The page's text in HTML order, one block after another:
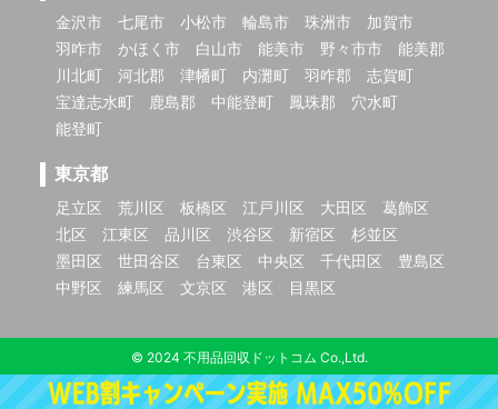
金沢市 七尾市 小松市 輪島市 珠洲市
加賀市
羽咋市
かほく市 白山市 能美市 野々市市
能美郡
川北町
河北郡 津幡町 内灘町 羽咋郡
志賀町
宝達志水町
鹿島郡 中能登町 鳳珠郡
穴水町
能登町
東京都
足立区 荒川区 板橋区 江戸川区 大田区
葛飾区
北区
江東区 品川区 渋谷区 新宿区
杉並区
墨田区
世田谷区 台東区 中央区 千代田区
豊島区
中野区
練馬区 文京区 港区 目黒区
© 2024 不用品回収ドットコム Co.,Ltd.